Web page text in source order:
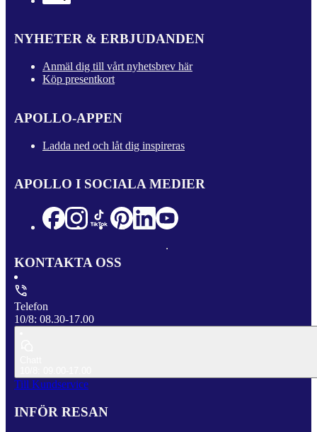
NYHETER & ERBJUDANDEN
Anmäl dig till vårt nyhetsbrev här
Köp presentkort
APOLLO-APPEN
Ladda ned och låt dig inspireras
APOLLO I SOCIALA MEDIER
KONTAKTA OSS
Telefon
10/8: 08.30-17.00
Till Kundservice
INFÖR RESAN